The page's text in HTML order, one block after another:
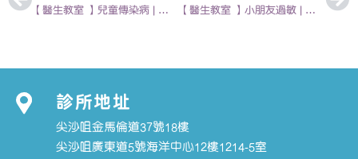
【醫生教室 】兒童傳染病 | 胡振斌 – 兒科專科醫生
【醫生教室 】小朋友過敏 | 陳亦俊 – 兒科專科醫生
診所地址
尖沙咀金馬倫道37號18樓
尖沙咀廣東道5號海洋中心12樓1214-5室